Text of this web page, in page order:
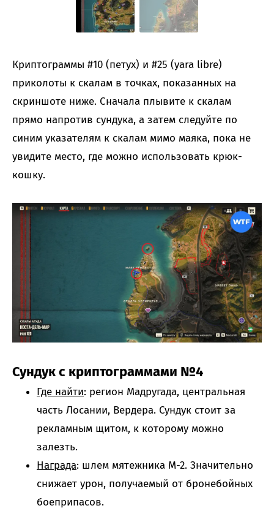
Криптограммы #10 (петух) и #25 (yara libre)
приколоты к скалам в точках, показанных на
скриншоте ниже. Сначала плывите к скалам
прямо напротив сундука, а затем следуйте по
синим указателям к скалам мимо маяка, пока не
увидите место, где можно использовать крюк-
кошку.
Сундук с криптограммами №4
Где найти: регион Мадругада, центральная
часть Лосании, Вердера. Сундук стоит за
рекламным щитом, к которому можно
залезть.
Награда: шлем мятежника М-2. Значительно
снижает урон, получаемый от бронебойных
боеприпасов.